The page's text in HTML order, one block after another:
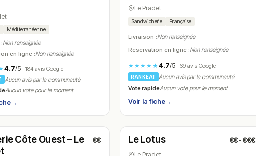
Méditerranéenne
Non renseignée
en ligne :Non renseignée
4.7/5· 184 avis Google
Aucun avis par la communauté
Aucun vote pour le moment
→
Le Pradet
Sandwicherie Française
Livraison :Non renseignée
Réservation en ligne :Non renseignée
★★★★★4.7/5· 69 avis Google
RANKEAT
Aucun avis par la communauté
Vote rapideAucun vote pour le moment
Voir la fiche→
(19:00 – 22:00)
Côte Ouest – Le
€€ N° 13
Fermé(12:00 – 13:30, 18:00 – 21:30)
Le Lotus €€-€€€